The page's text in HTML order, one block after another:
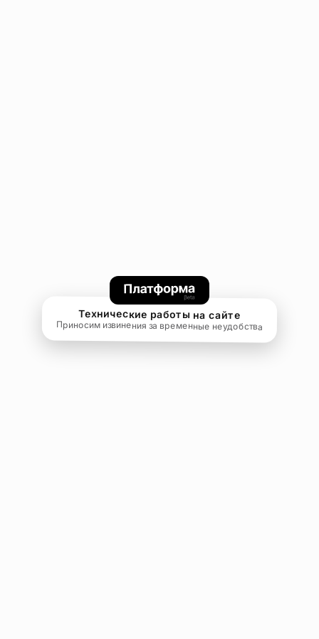
Технические работы на сайте
Приносим извинения за временные неудобства